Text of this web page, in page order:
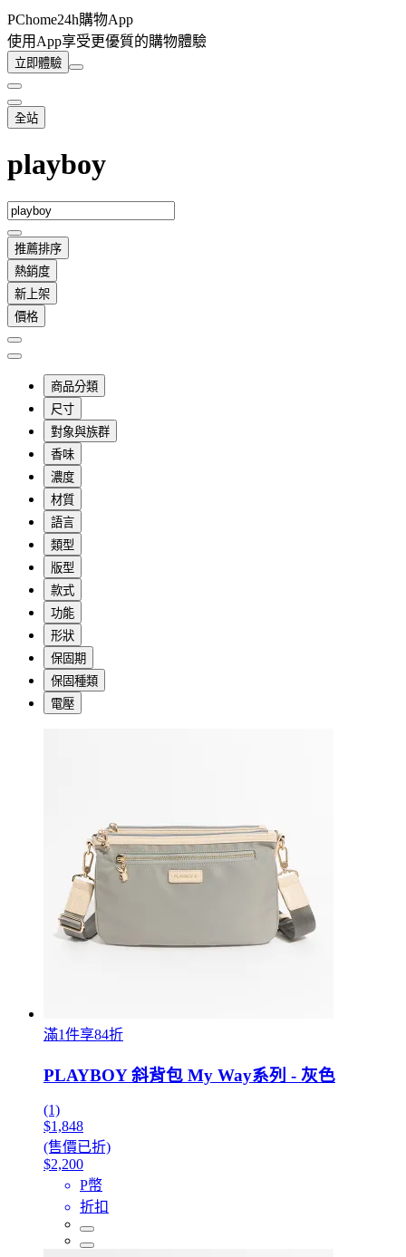
PChome24h購物App
使用App享受更優質的購物體驗
立即體驗
全站
playboy
推薦排序
熱銷度
新上架
價格
商品分類
尺寸
對象與族群
香味
濃度
材質
語言
類型
版型
款式
功能
形狀
保固期
保固種類
電壓
滿1件享84折
PLAYBOY 斜背包 My Way系列 - 灰色
(1)
$1,848
(售價已折)
$2,200
P幣
折扣